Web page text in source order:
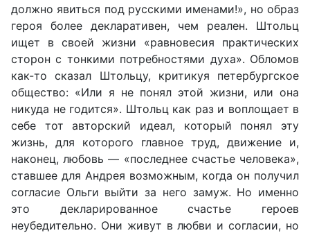
должно явиться под русскими именами!», но образ
героя более декларативен, чем реален. Штольц
ищет в своей жизни «равновесия практических
сторон с тонкими потребностями духа». Обломов
как-то сказал Штольцу, критикуя петербургское
общество: «Или я не понял этой жизни, или она
никуда не годится». Штольц как раз и воплощает в
себе тот авторский идеал, который понял эту
жизнь, для которого главное труд, движение и,
наконец, любовь — «последнее счастье человека»,
ставшее для Андрея возможным, когда он получил
согласие Ольги выйти за него замуж. Но именно
это декларированное счастье героев
неубедительно. Они живут в любви и согласии, но